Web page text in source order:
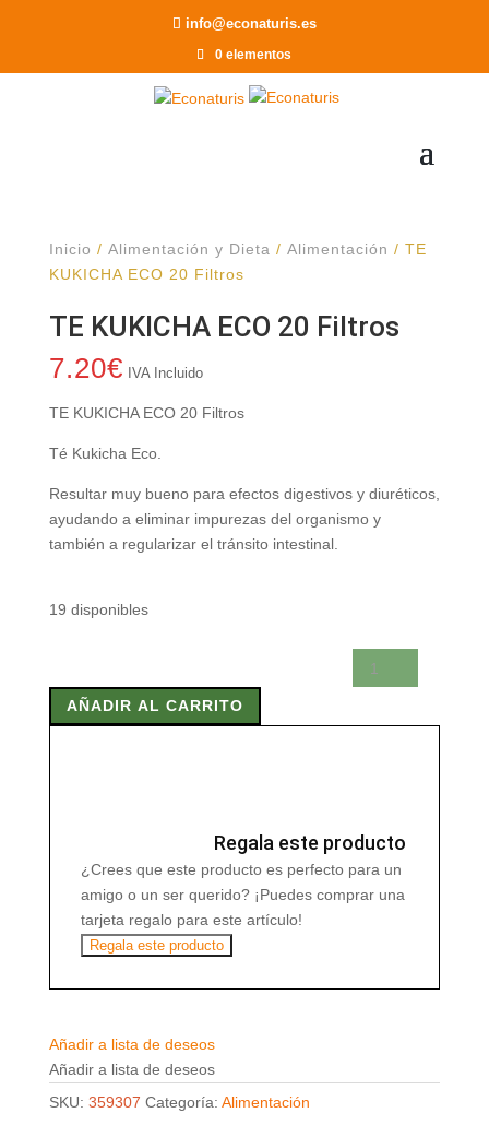
info@econaturis.es
0 elementos
Inicio / Alimentación y Dieta / Alimentación / TE
KUKICHA ECO 20 Filtros
TE KUKICHA ECO 20 Filtros
7.20€ IVA Incluido
TE KUKICHA ECO 20 Filtros
Té Kukicha Eco.
Resultar muy bueno para efectos digestivos y diuréticos,
ayudando a eliminar impurezas del organismo y
también a regularizar el tránsito intestinal.
19 disponibles
KUKICHA
ECOAÑADIR AL CARRITO
Regala este producto
¿Crees que este producto es perfecto para un
amigo o un ser querido? ¡Puedes comprar una
tarjeta regalo para este artículo!
Regala este producto
Añadir a lista de deseos
Añadir a lista de deseos
SKU: 359307 Categoría: Alimentación